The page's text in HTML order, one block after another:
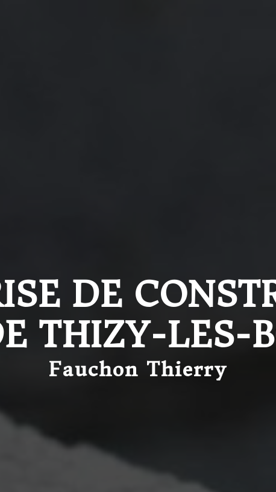
DE
THIZY-LES-
Fauchon Thierry